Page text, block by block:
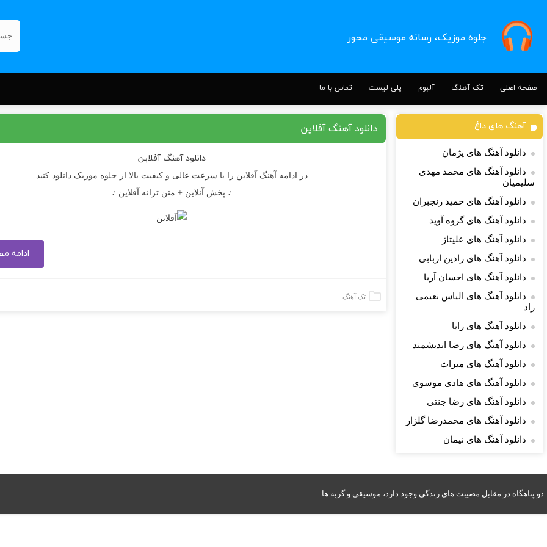
جلوه موزیک، رسانه موسیقی محور
صفحه اصلی تک آهنگ آلبوم پلی لیست تماس با ما
دانلود آهنگ آفلاین
دانلود آهنگ آفلاین
در ادامه آهنگ آفلاین را با سرعت عالی و کیفیت بالا از جلوه موزیک دانلود کنید
♪ پخش آنلاین + متن ترانه آفلاین ♪
ادامه
تک آهنگ
آهنگ های داغ
دانلود آهنگ های پژمان
دانلود آهنگ های محمد مهدی
سلیمیان
دانلود آهنگ های حمید رنجبران
دانلود آهنگ های گروه آوید
دانلود آهنگ های علیتاژ
دانلود آهنگ های رادین اربابی
دانلود آهنگ های احسان آریا
دانلود آهنگ های الیاس نعیمی
راد
دانلود آهنگ های رایا
دانلود آهنگ های رضا اندیشمند
دانلود آهنگ های میراث
دانلود آهنگ های هادی موسوی
دانلود آهنگ های رضا جنتی
دانلود آهنگ های محمدرضا گلزار
دانلود آهنگ های نیمان
دو پناهگاه در مقابل مصیبت های زندگی وجود دارد، موسیقی و گربه ها...